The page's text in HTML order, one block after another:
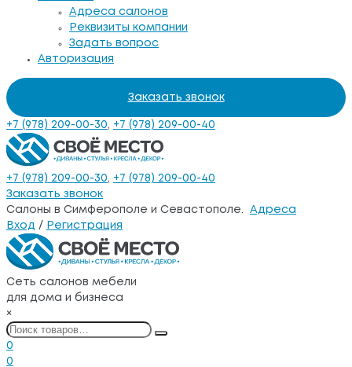
Адреса салонов
Реквизиты компании
Задать вопрос
Авторизация
Заказать звонок
+7 (978) 209-00-30, +7 (978) 209-00-40
+7 (978) 209-00-30, +7 (978) 209-00-40
Заказать звонок
Салоны в Симферополе и Севастополе.
Адреса
Вход / Регистрация
Сеть салонов мебели
для дома и бизнеса
×
0
0